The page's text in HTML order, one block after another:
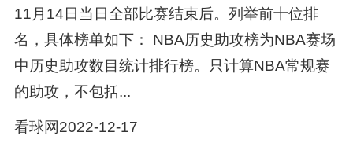
11月14日当日全部比赛结束后。列举前十位排
名，具体榜单如下： NBA历史助攻榜为NBA赛场
中历史助攻数目统计排行榜。只计算NBA常规赛
的助攻，不包括...
看球网2022-12-17